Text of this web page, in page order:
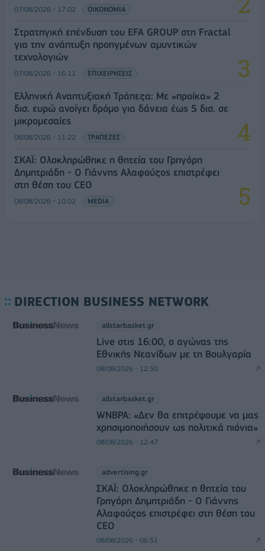
07/08/2026 - 17:02 ΟΙΚΟΝΟΜΙΑ
Στρατηγική επένδυση του EFA GROUP στη Fractal
για την ανάπτυξη προηγμένων αμυντικών
τεχνολογιών
07/08/2026 - 16:11 ΕΠΙΧΕΙΡΗΣΕΙΣ
Ελληνική Αναπτυξιακή Τράπεζα: Με «προίκα» 2
δισ. ευρώ ανοίγει δρόμο για δάνεια έως 5 δισ. σε
μικρομεσαίες
08/08/2026 - 11:22 ΤΡΑΠΕΖΕΣ
ΣΚΑΪ: Ολοκληρώθηκε η θητεία του Γρηγόρη
Δημητριάδη - Ο Γιάννης Αλαφούζος επιστρέφει
στη θέση του CEO
08/08/2026 - 10:02 MEDIA
DIRECTION BUSINESS NETWORK
allstarbasket.gr
Live στις 16:00, ο αγώνας της
Εθνικής Νεανίδων με τη Βουλγαρία
08/08/2026 - 12:50
allstarbasket.gr
WNBPA: «Δεν θα επιτρέψουμε να μας
χρησιμοποιήσουν ως πολιτικά πιόνια»
08/08/2026 - 12:47
advertising.gr
ΣΚΑΪ: Ολοκληρώθηκε η θητεία του
Γρηγόρη Δημητριάδη - Ο Γιάννης
Αλαφούζος επιστρέφει στη θέση του
CEO
08/08/2026 - 06:51